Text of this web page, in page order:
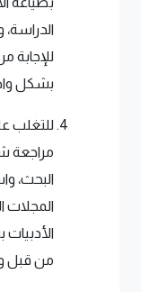
الدراسة،
للإجابة
بشكل
للتغلب
مراجعة
البحث،
المجلات
من قبل